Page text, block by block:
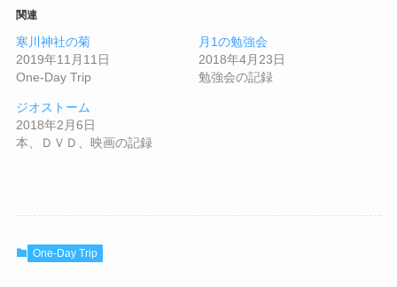
関連
寒川神社の菊
2019年11月11日
One-Day Trip
月1の勉強会
2018年4月23日
勉強会の記録
ジオストーム
2018年2月6日
本、ＤＶＤ、映画の記録
One-Day Trip